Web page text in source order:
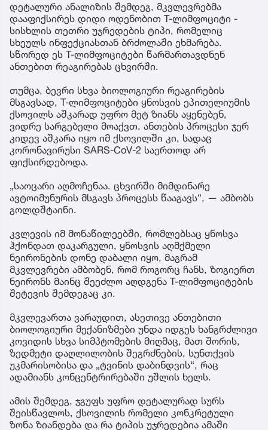
დეტალური ანალიზის შემდეგ, მკვლევრებმა
დააფიქსირეს დიდი ოდენობით T-ლიმფოციტი -
სისხლის თეთრი უჯრედების ტიპი, რომელიც
სხეულს ინფექციასთან ბრძოლაში ეხმარება.
სწორედ ეს T-ლიმფოციტები წარმართავდნენ
ანთებით რეაგირებას ცხვირში.
თუმცა, ბევრი სხვა ბიოლოგიური რეაგირების
მსგავსად, T-ლიმფოციტები ყნოსვის ეპითელიუმის
ქსოვილს აშკარად უფრო მეტ ზიანს აყენებენ,
ვიდრე სარგებელი მოაქვთ. ანთების პროცესი ჯერ
კიდევ აშკარა იყო იმ ქსოვილში კი, სადაც
კორონავირუსი SARS-CoV-2 საერთოდ არ
ფიქსირდებოდა.
„საოცარი აღმოჩენაა. ცხვირში მიმდინარე
ავტოიმუნურის მსგავს პროცესს წააგავს“, — ამბობს
გოლდშტაინი.
კვლევის იმ მონაწილეებში, რომლებსაც ყნოსვა
ჰქონდათ დაკარგული, ყნოსვის აღმქმელი
ნეირონების დონე დაბალი იყო, მაგრამ
მკვლევრები ამბობენ, რომ როგორც ჩანს, ზოგიერთ
ნეირონს მაინც შეეძლო აღდგენა T-ლიმფოციტების
შეტევის შემდეგაც კი.
მკვლევართა ვარაუდით, ასეთივე ანთებითი
ბიოლოგიური მექანიზმები უნდა იდგეს ხანგრძლივი
კოვიდის სხვა სიმპტომების მიღმაც, მათ შორის,
ზედმეტი დაღლილობის შეგრძნების, სუნთქვის
უკმარისობისა და „ტვინის დაბინდვის“, რაც
ადამიანს კონცენტრირებაში უშლის ხელს.
ამის შემდეგ, ჯგუფს უფრო დეტალურად სურს
შეისწავლოს, ქსოვილის რომელი კონკრეტული
ზონა ზიანდება და რა ტიპის უჯრედებია ამაში